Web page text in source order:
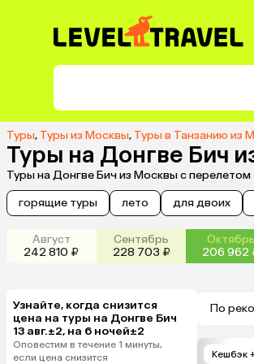
Туры, Туры из Москвы, Туры в Танзанию из
Туры на Донгве Бич
Туры на Донгве Бич из Москвы с
горящие туры
лето для двоих
Август
242 810 ₽
Сентябрь
228 703 ₽
Октябрь
206 962
Узнайте, когда снизится
цена на туры на Донгве Бич
13 авг.±2, на 6 ночей±2
Оповестим в течение 1 минуты,
если цена снизится
По
Кешбэк